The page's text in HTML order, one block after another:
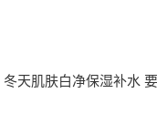
冬天肌肤白净保湿补水